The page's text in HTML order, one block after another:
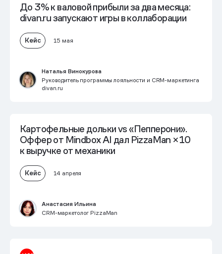
До 3% к валовой прибылиза два месяца:
divan.ru запускают игры в коллаборации
Кейс 15 мая
Наталья Винокурова
Руководитель программы лояльности и CRM-маркетинга
divan.ru
Картофельные дольки vs «Пепперони».
Оффер от Mindbox AI дал PizzaMan ×10
к выручке от механики
Кейс 14 апреля
Анастасия Ильина
CRM-маркетолог PizzaMan